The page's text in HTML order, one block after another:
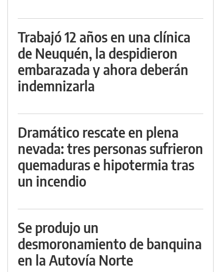
Trabajó 12 años en una clínica
de Neuquén, la despidieron
embarazada y ahora deberán
indemnizarla
Dramático rescate en plena
nevada: tres personas sufrieron
quemaduras e hipotermia tras
un incendio
Se produjo un
desmoronamiento de banquina
en la Autovía Norte